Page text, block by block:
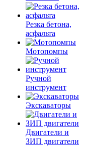
Резка бетона,
асфальта
Мотопомпы
Ручной
инструмент
Экскаваторы
Двигатели и
ЗИП двигатели